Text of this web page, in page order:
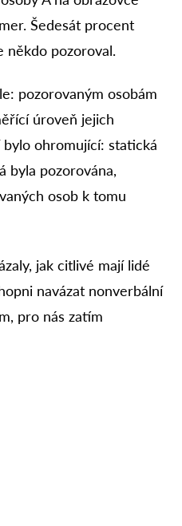
Šedesát procent
někdo pozoroval.
pozorovaným osobám
úroveň jejich
ohromující: statická
byla pozorována,
osob k tomu
jak citlivé mají lidé
navázat nonverbální
pro nás zatím